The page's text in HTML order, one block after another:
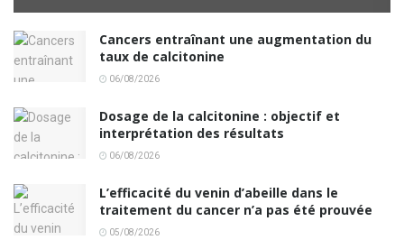
Cancers entraînant une augmentation du
taux de calcitonine
06/08/2026
Dosage de la calcitonine : objectif et
interprétation des résultats
06/08/2026
L’efficacité du venin d’abeille dans le
traitement du cancer n’a pas été prouvée
05/08/2026